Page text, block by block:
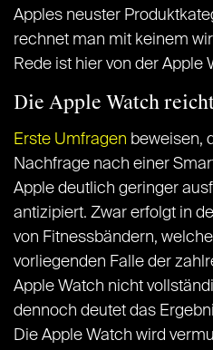
Apples neuster
rechnet man mit keinem
Rede ist hier von der Apple
Die Apple Watch
Erste Umfragen beweisen,
Nachfrage nach einer
Apple deutlich geringer
antizipiert. Zwar erfolgt in
von Fitnessbändern,
vorliegenden Falle der
Apple Watch nicht
dennoch deutet das
Die Apple Watch wird